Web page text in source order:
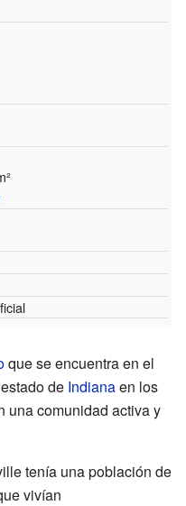
que se encuentra en el
de Indianaen los
una comunidad activa y
tenía una población de
vivían